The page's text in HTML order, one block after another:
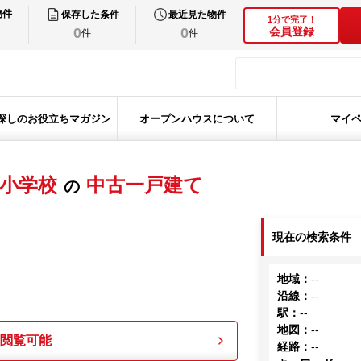
件 保存した条件
0件
最近見た物件
0件
1分で完了！
会員登録
しのお役立ちマガジン オープンハウスについて マイ
学校 の 中古一戸建て
覧可能
現在の検索条件
地域 ：--
沿線 ：--
駅 ：--
地図 ：--
経路 ：--